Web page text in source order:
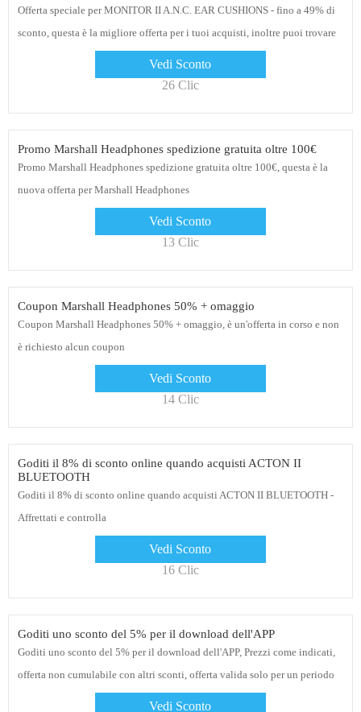
Offerta speciale per MONITOR II A.N.C. EAR CUSHIONS - fino a 49% di
sconto, questa è la migliore offerta per i tuoi acquisti, inoltre puoi trovare
sconto sul primo ordine, 5% di sconto per gli studenti
Vedi Sconto
26 Clic
Promo Marshall Headphones spedizione gratuita oltre 100€
Promo Marshall Headphones spedizione gratuita oltre 100€, questa è la
nuova offerta per Marshall Headphones
Vedi Sconto
13 Clic
Coupon Marshall Headphones 50% + omaggio
Coupon Marshall Headphones 50% + omaggio, è un'offerta in corso e non
è richiesto alcun coupon
Vedi Sconto
14 Clic
Goditi il ​​8% di sconto online quando acquisti ACTON II
BLUETOOTH
Goditi il ​​8% di sconto online quando acquisti ACTON II BLUETOOTH -
Affrettati e controlla
Vedi Sconto
16 Clic
Goditi uno sconto del 5% per il download dell'APP
Goditi uno sconto del 5% per il download dell'APP, Prezzi come indicati,
offerta non cumulabile con altri sconti, offerta valida solo per un periodo
Vedi Sconto